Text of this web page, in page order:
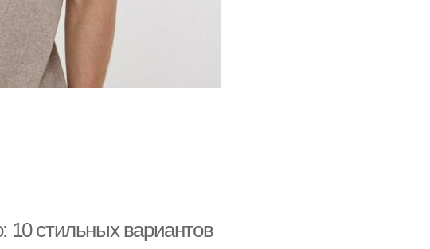
10 стильных вариантов